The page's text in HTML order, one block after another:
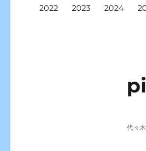
2022 2023 2024
投
カ
代々